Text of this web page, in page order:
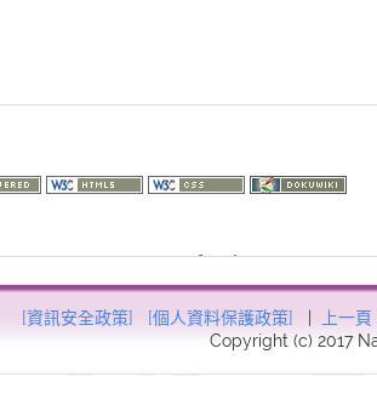
[資訊安全政策] [個人資料保護政策] | 上一頁
Copyright (c) 2017
stream: HTTP request failed! HTTP/1.1 403